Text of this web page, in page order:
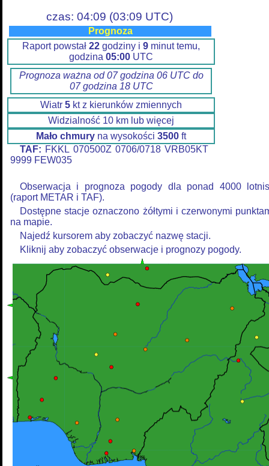
czas: 04:09 (03:09 UTC)
Prognoza
Raport powstał 22 godziny i 9 minut temu,
godzina 05:00 UTC
Prognoza ważna od 07 godzina 06 UTC do
07 godzina 18 UTC
Wiatr 5 kt z kierunków zmiennych
Widzialność 10 km lub więcej
Mało chmury na wysokości 3500 ft
TAF: FKKL 070500Z 0706/0718 VRB05KT
9999 FEW035
Obserwacja i prognoza pogody dla ponad 4000
(raport METAR i TAF).
Dostępne stacje oznaczono żółtymi i czerwonymi
na mapie.
Najedź kursorem aby zobaczyć nazwę stacji.
Kliknij aby zobaczyć obserwacje i prognozy pogody.